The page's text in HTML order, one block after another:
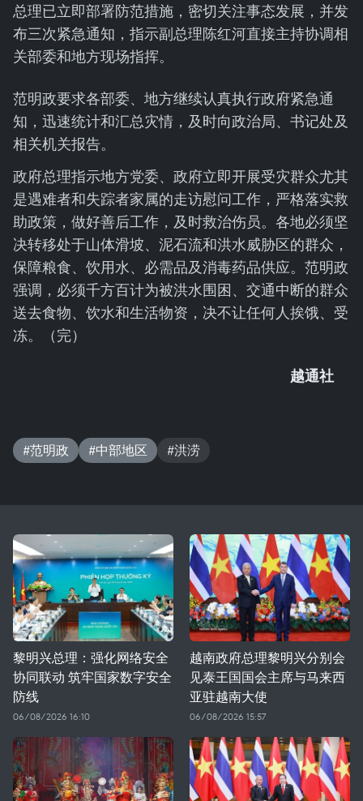
总理已立即部署防范措施，密切关注事态发展，并发
布三次紧急通知，指示副总理陈红河直接主持协调相
关部委和地方现场指挥。
范明政要求各部委、地方继续认真执行政府紧急通
知，迅速统计和汇总灾情，及时向政治局、书记处及
相关机关报告。
政府总理指示地方党委、政府立即开展受灾群众尤其
是遇难者和失踪者家属的走访慰问工作，严格落实救
助政策，做好善后工作，及时救治伤员。各地必须坚
决转移处于山体滑坡、泥石流和洪水威胁区的群众，
保障粮食、饮用水、必需品及消毒药品供应。范明政
强调，必须千方百计为被洪水围困、交通中断的群众
送去食物、饮水和生活物资，决不让任何人挨饿、受
冻。（完）
越通社
#范明政 #中部地区 #洪涝
黎明兴总理：强化网络安全
协同联动 筑牢国家数字安全
防线
06/08/2026 16:10
越南政府总理黎明兴分别会
见泰王国国会主席与马来西
亚驻越南大使
06/08/2026 15:57